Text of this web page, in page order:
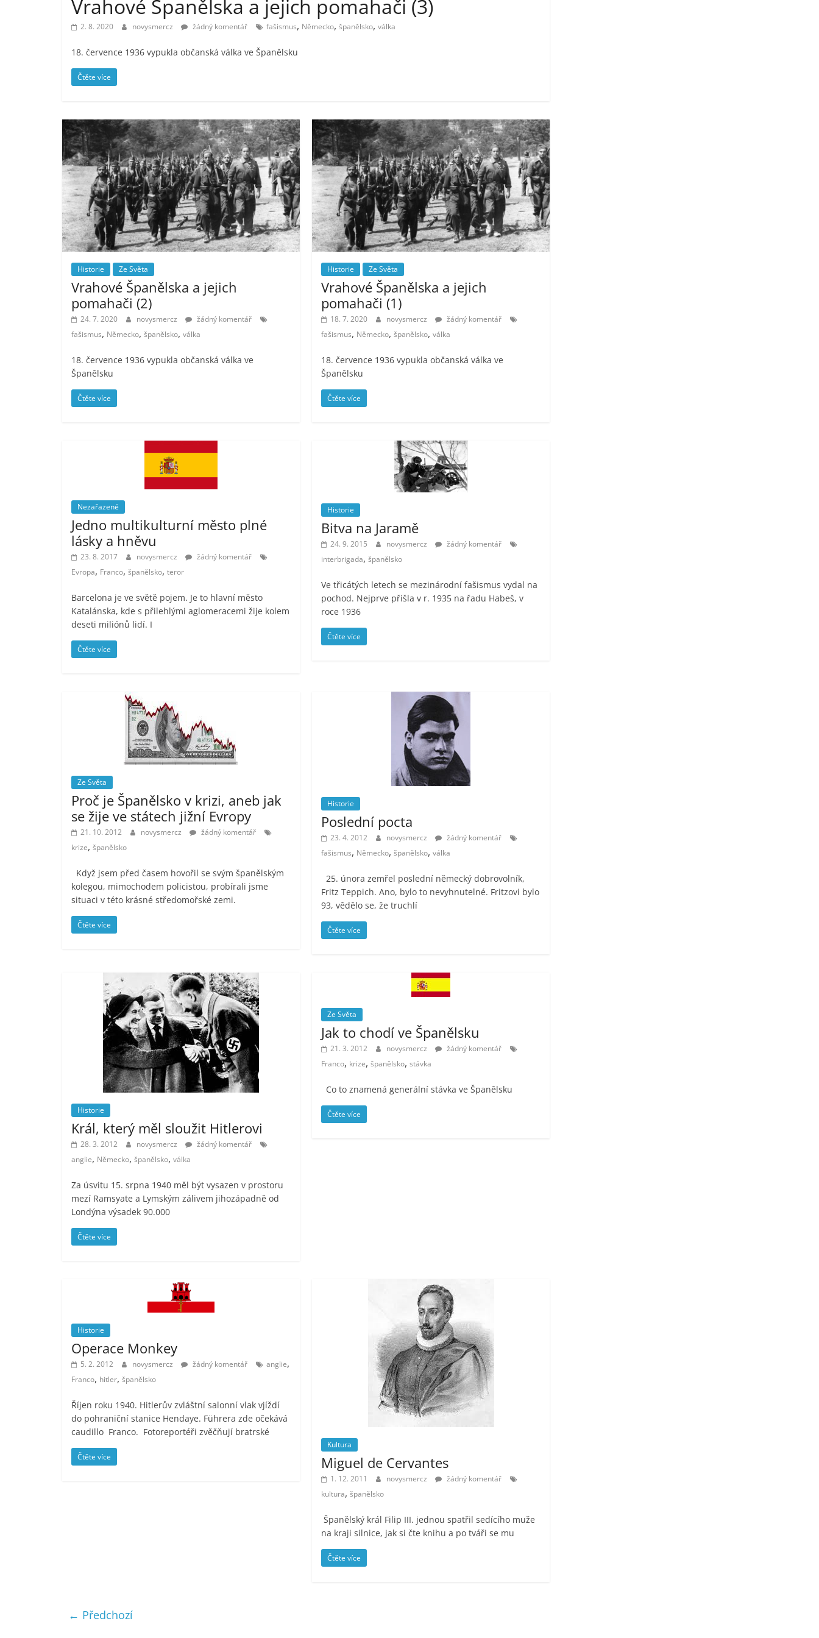
Vrahové Španělska a jejich pomahači (3)
2. 8. 2020 novysmercz žádný komentář fašismus, Německo, španělsko, válka
18. července 1936 vypukla občanská válka ve Španělsku
Čtěte více
Historie Ze Světa
Vrahové Španělska a jejich
pomahači (2)
24. 7. 2020 novysmercz
žádný komentář
fašismus, Německo, španělsko, válka
18. července 1936 vypukla občanská válka ve
Španělsku
Čtěte více
Historie Ze Světa
Vrahové Španělska a jejich
pomahači (1)
18. 7. 2020 novysmercz
žádný komentář
fašismus, Německo,španělsko,válka
18. července 1936 vypukla občanská válka ve
Španělsku
Čtěte více
Nezařazené
Jedno multikulturní město plné
lásky a hněvu
23. 8. 2017 novysmercz
žádný komentář
Evropa, Franco, španělsko, teror
Barcelona je ve světě pojem. Je to hlavní město
Katalánska, kde s přilehlými aglomeracemi žije kolem
deseti miliónů lidí. I
Čtěte více
Historie
Bitva na Jaramě
24. 9. 2015 novysmercz
žádný komentář
interbrigada,španělsko
Ve třicátých letech se mezinárodní fašismus vydal na
pochod. Nejprve přišla v r. 1935 na řadu Habeš, v
roce 1936
Čtěte více
Ze Světa
Proč je Španělsko v krizi, aneb jak
se žije ve státech jižní Evropy
21. 10. 2012 novysmercz
žádný komentář
krize, španělsko
Když jsem před časem hovořil se svým španělským
kolegou, mimochodem policistou, probírali jsme
situaci v této krásné středomořské zemi.
Čtěte více
Historie
Poslední pocta
23. 4. 2012 novysmercz
žádný komentář
fašismus, Německo,španělsko,válka
25. února zemřel poslední německý dobrovolník,
Fritz Teppich. Ano, bylo to nevyhnutelné. Fritzovi bylo
93, vědělo se, že truchlí
Čtěte více
Historie
Král, který měl sloužit Hitlerovi
28. 3. 2012 novysmercz
žádný komentář
anglie, Německo, španělsko, válka
Za úsvitu 15. srpna 1940 měl být vysazen v prostoru
mezí Ramsyate a Lymským zálivem jihozápadně od
Londýna výsadek 90.000
Čtěte více
Ze Světa
Jak to chodí ve Španělsku
21. 3. 2012 novysmercz
žádný komentář
Franco, krize,španělsko,stávka
Co to znamená generální stávka ve Španělsku
Čtěte více
Historie
Operace Monkey
5. 2. 2012 novysmercz žádný komentář anglie,
Franco, hitler, španělsko
Říjen roku 1940. Hitlerův zvláštní salonní vlak vjíždí
do pohraniční stanice Hendaye. Führera zde očekává
caudillo Franco. Fotoreportéři zvěčňují bratrské
Čtěte více
Kultura
Miguel de Cervantes
1. 12. 2011 novysmercz
žádný komentář
kultura,španělsko
Španělský král Filip III. jednou spatřil sedícího muže
na kraji silnice, jak si čte knihu a po tváři se mu
Čtěte více
← Předchozí